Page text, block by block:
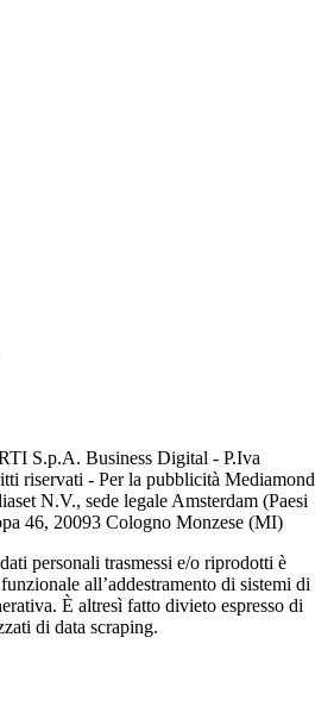
S.p.A. Business Digital - P.Iva
riservati - Per la pubblicità Mediamond
N.V., sede legale Amsterdam (Paesi
46, 20093 Cologno Monzese (MI)
personali trasmessi e/o riprodotti è
all’addestramento di sistemi di
È altresì fatto divieto espresso di
di data scraping.